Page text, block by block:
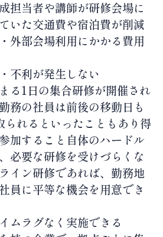
担当者や講師が研修会場に
いた交通費や宿泊費が削減
外部会場利用にかかる費用
不利が発生しない
る1日の集合研修が開催され
務の社員は前後の移動日も
られるといったこともあり得
加すること自体のハードル
必要な研修を受けづらくな
イン研修であれば、勤務地
員に平等な機会を用意でき
ムラグなく実施できる